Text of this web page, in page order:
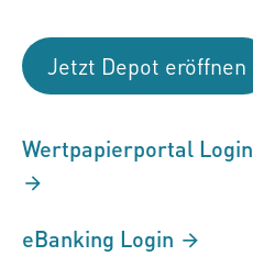
Jetzt Depot eröffnen
Wertpapierportal Login
eBanking Login